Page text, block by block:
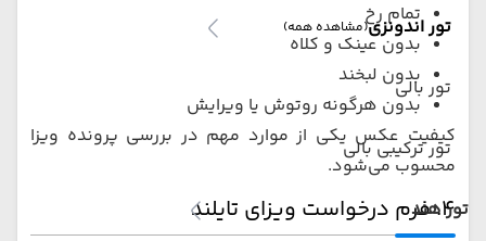
تور اندونزی(مشاهده همه)
تور بالی
تور ترکیبی بالی
تور هند
تمام رخ
بدون عینک و کلاه
بدون لبخند
بدون هرگونه روتوش یا ویرایش
کیفیت عکس یکی از موارد مهم در بررسی پرونده ویزا
محسوب می‌شود.
۴. فرم درخواست ویزای تایلند